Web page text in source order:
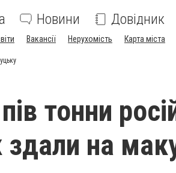
Новини Довідник
Вакансії Нерухомість Карта міста
тонни
на